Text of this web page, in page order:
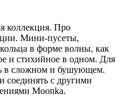
коллекция. Про
Мини-пусеты,
в форме волны, как
и стихийное в одном. Для
в сложном и бушующем.
соединять с другими
Moonka.